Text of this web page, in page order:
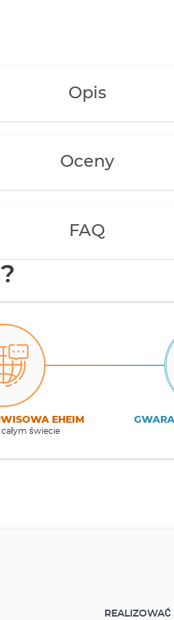
Opis
Oceny
FAQ
EHEIM
świecie
REALIZOWAĆ